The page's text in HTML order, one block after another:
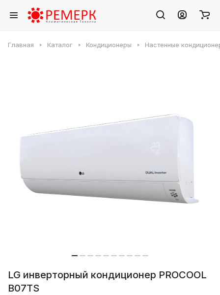
Главная Каталог Кондиционеры Настенные
LG инверторный кондиционер PROCOOL
B07TS